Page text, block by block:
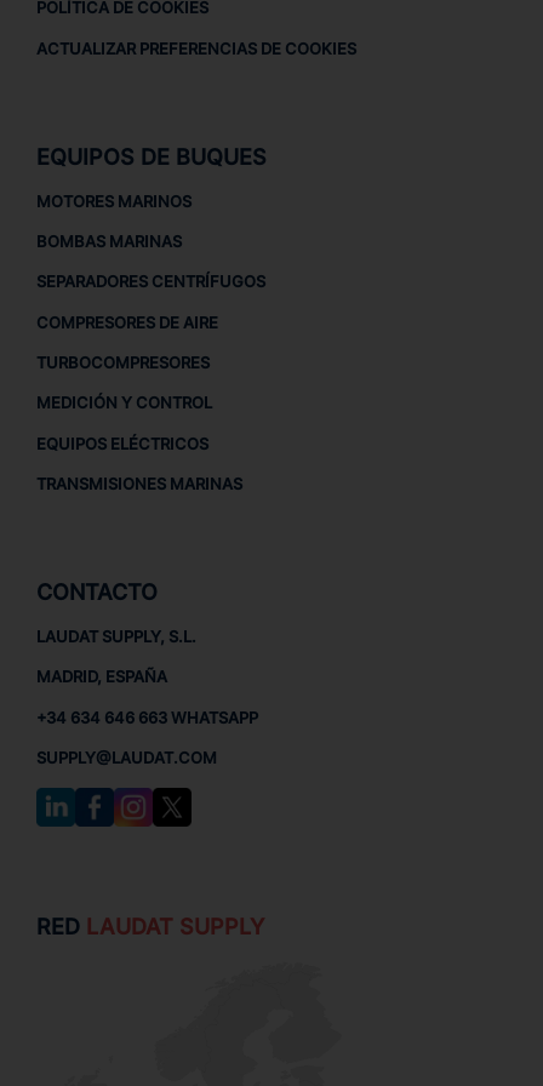
POLÍTICA DE COOKIES
ACTUALIZAR PREFERENCIAS DE COOKIES
EQUIPOS DE BUQUES
MOTORES MARINOS
BOMBAS MARINAS
SEPARADORES CENTRÍFUGOS
COMPRESORES DE AIRE
TURBOCOMPRESORES
MEDICIÓN Y CONTROL
EQUIPOS ELÉCTRICOS
TRANSMISIONES MARINAS
CONTACTO
LAUDAT SUPPLY, S.L.
MADRID, ESPAÑA
+34 634 646 663 WHATSAPP
SUPPLY@LAUDAT.COM
RED LAUDAT SUPPLY